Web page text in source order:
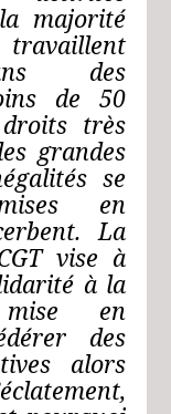
majorité
des
de 50
très
grandes
se
en
La
vise à
à la
en
des
alors